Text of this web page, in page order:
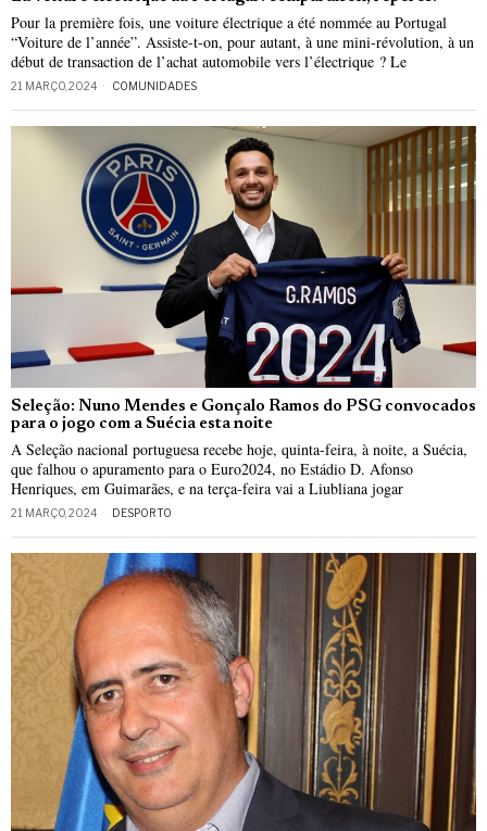
Pour la première fois, une voiture électrique a été nommée au Portugal
“Voiture de l’année”. Assiste-t-on, pour autant, à une mini-révolution, à un
début de transaction de l’achat automobile vers l’électrique ? Le
21 MARÇO, 2024 COMUNIDADES
Seleção: Nuno Mendes e Gonçalo Ramos do PSG convocados
para o jogo com a Suécia esta noite
A Seleção nacional portuguesa recebe hoje, quinta-feira, à noite, a Suécia,
que falhou o apuramento para o Euro2024, no Estádio D. Afonso
Henriques, em Guimarães, e na terça-feira vai a Liubliana jogar
21 MARÇO, 2024 DESPORTO